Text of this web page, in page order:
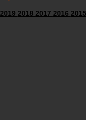
2019 2018 2017 2016 2015